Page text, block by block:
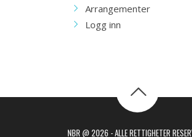
Arrangementer
Logg inn
NBR @ 2026 - ALLE RETTIGHETER